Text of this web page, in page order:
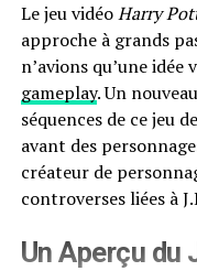
Le jeu vidéoHarry
approche à grands
n’avions qu’une idée
gameplay. Un nouveau
séquences de ce jeu
avant des
créateur de
controverses liées à
Un Aperçu du